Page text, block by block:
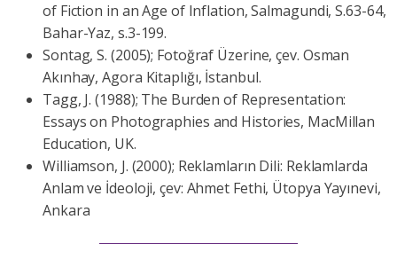
of Fiction in an Age of Inflation, Salmagundi, S.63-64,
Bahar-Yaz, s.3-199.
Sontag, S. (2005); Fotoğraf Üzerine, çev. Osman
Akınhay, Agora Kitaplığı, İstanbul.
Tagg, J. (1988); The Burden of Representation:
Essays on Photographies and Histories, MacMillan
Education, UK.
Williamson, J. (2000); Reklamların Dili: Reklamlarda
Anlam ve İdeoloji, çev: Ahmet Fethi, Ütopya Yayınevi,
Ankara